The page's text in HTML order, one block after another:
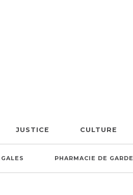
JUSTICE CULTURE
PHARMACIE DE GARDE